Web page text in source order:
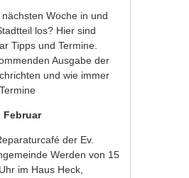
Woche in und
los? Hier sind
Tipps und Termine.
Ausgabe der
und wie immer
Termine
Februar
der Ev.
Werden von 15
im Haus Heck,